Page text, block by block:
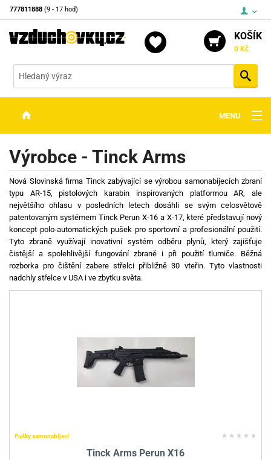
777811888 (9 - 17 hod)
KOŠÍK
0 Kč
MENU
OPTIKA
STŘELIVO
PŘÍSLUŠENSTVÍ
DETEKTORY KOVŮ
KONTAKTY
Výrobce - Tinck Arms
Nová Slovinská firma Tinck zabývající se výrobou samonabíjecích zbraní
typu AR-15, pistolových karabin inspirovaných platformou AR, ale
největšího ohlasu v posledních letech dosáhli se svým celosvětově
patentovaným systémem Tinck Perun X-16 a X-17, které představují nový
koncept polo-automatických pušek pro sportovní a profesionální použití.
Tyto zbraně využívají inovativní systém odběru plynů, který zajišťuje
čistější a spolehlivější fungování zbraně i při použití tlumiče. Běžná
rozborka pro čištění zabere střelci přibližně 30 vteřin. Tyto vlastnosti
nadchly střelce v USA i ve zbytku světa.
Pušky samonabíjecí
Tinck Arms Perun X16